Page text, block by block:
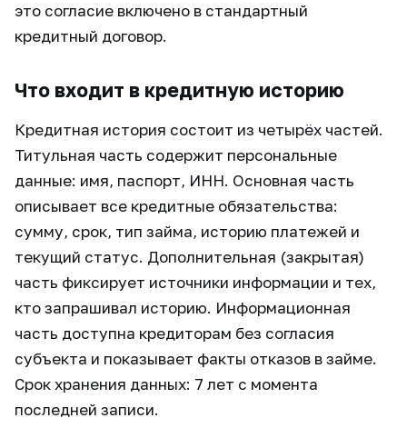
это согласие включено в стандартный
кредитный договор.
Что входит в кредитную историю
Кредитная история состоит из четырёх частей.
Титульная часть содержит персональные
данные: имя, паспорт, ИНН. Основная часть
описывает все кредитные обязательства:
сумму, срок, тип займа, историю платежей и
текущий статус. Дополнительная (закрытая)
часть фиксирует источники информации и тех,
кто запрашивал историю. Информационная
часть доступна кредиторам без согласия
субъекта и показывает факты отказов в займе.
Срок хранения данных: 7 лет с момента
последней записи.